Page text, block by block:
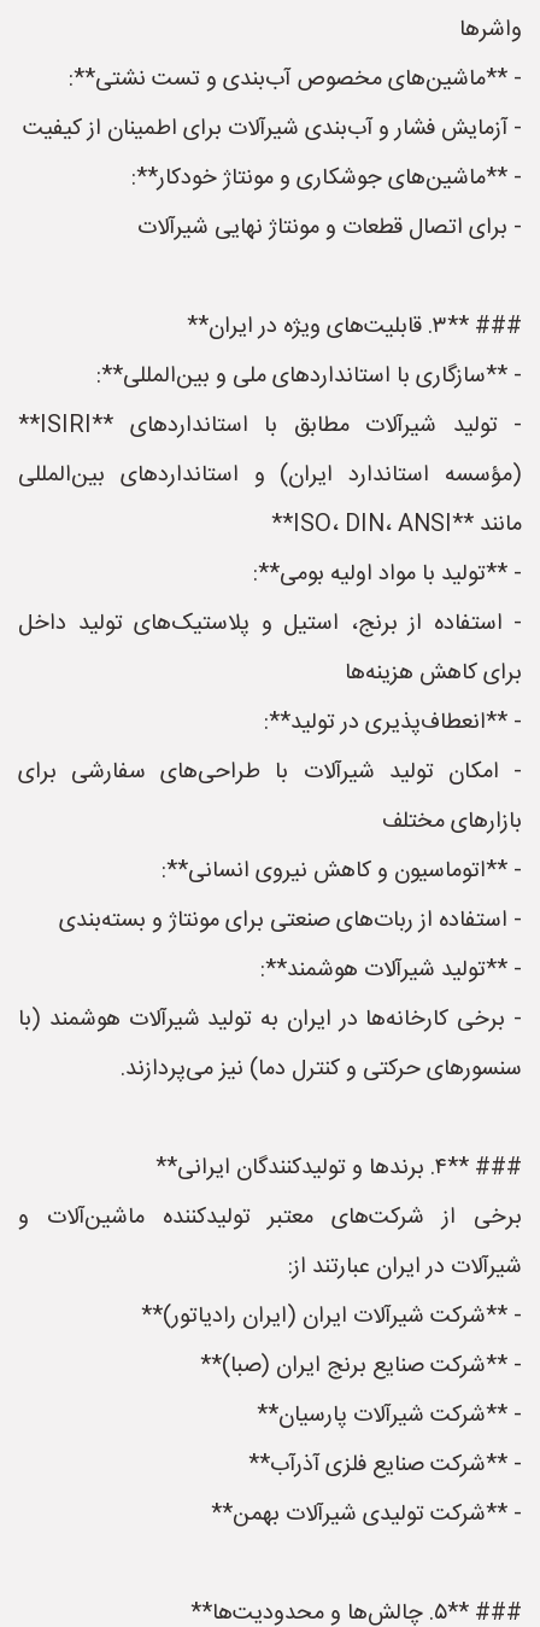
واشرها
- **ماشین‌های مخصوص آب‌بندی و تست نشتی**:
- آزمایش فشار و آب‌بندی شیرآلات برای اطمینان از کیفیت
- **ماشین‌های جوشکاری و مونتاژ خودکار**:
- برای اتصال قطعات و مونتاژ نهایی شیرآلات
### **۳. قابلیت‌های ویژه در ایران**
- **سازگاری با استانداردهای ملی و بین‌المللی**:
- تولید شیرآلات مطابق با استانداردهای **ISIRI**
(مؤسسه استاندارد ایران) و استانداردهای بین‌المللی
مانند **ISO، DIN، ANSI**
- **تولید با مواد اولیه بومی**:
- استفاده از برنج، استیل و پلاستیک‌های تولید داخل
برای کاهش هزینه‌ها
- **انعطاف‌پذیری در تولید**:
- امکان تولید شیرآلات با طراحی‌های سفارشی برای
بازارهای مختلف
- **اتوماسیون و کاهش نیروی انسانی**:
- استفاده از ربات‌های صنعتی برای مونتاژ و بسته‌بندی
- **تولید شیرآلات هوشمند**:
- برخی کارخانه‌ها در ایران به تولید شیرآلات هوشمند (با
سنسورهای حرکتی و کنترل دما) نیز می‌پردازند.
### **۴. برندها و تولیدکنندگان ایرانی**
برخی از شرکت‌های معتبر تولیدکننده ماشین‌آلات و
شیرآلات در ایران عبارتند از:
- **شرکت شیرآلات ایران (ایران رادیاتور)**
- **شرکت صنایع برنج ایران (صبا)**
- **شرکت شیرآلات پارسیان**
- **شرکت صنایع فلزی آذرآب**
- **شرکت تولیدی شیرآلات بهمن**
### **۵. چالش‌ها و محدودیت‌ها**